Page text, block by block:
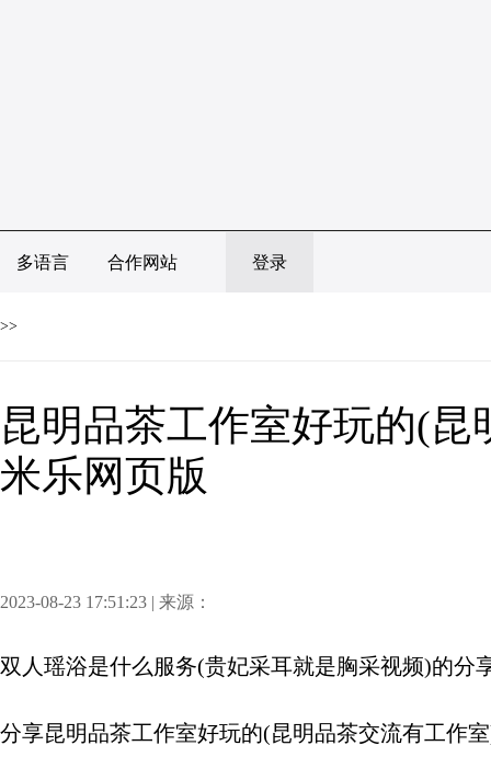
多语言 合作网站 登录
>>
昆明品茶工作室好玩的(
米乐网页版
2023-08-23 17:51:23 | 来源：
双人瑶浴是什么服务(贵妃采耳就是胸采视频)的分
分享昆明品茶工作室好玩的(昆明品茶交流有工作